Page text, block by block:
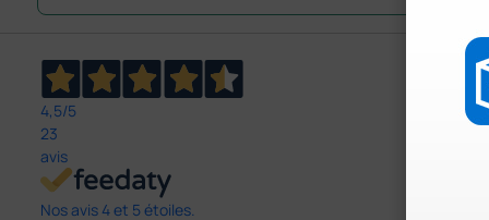
4,5/5
23
avis
Nos avis 4 et 5 étoiles.